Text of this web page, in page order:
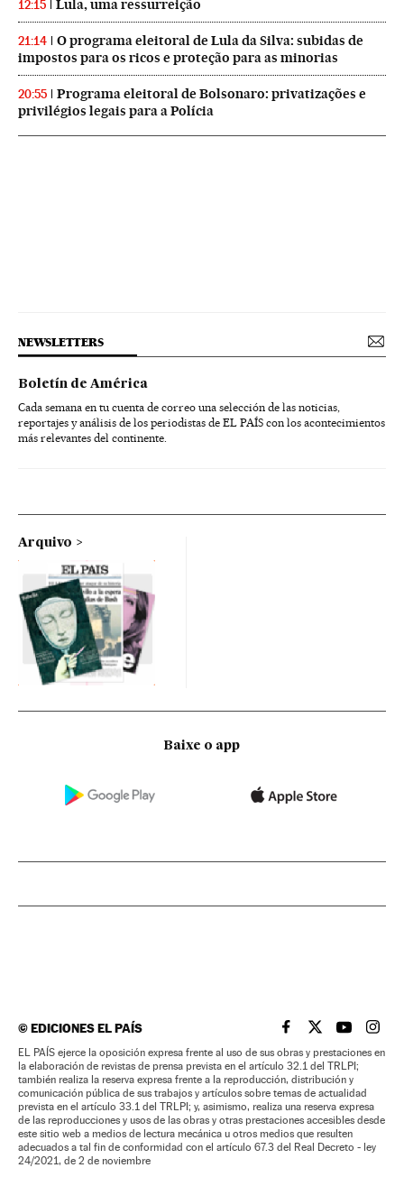
12:15 Lula, uma ressurreição
21:14
O programa eleitoral de Lula da Silva: subidas de
impostos para os ricos e proteção para as minorias
20:55
Programa eleitoral de Bolsonaro: privatizações e
privilégios legais para a Polícia
NEWSLETTERS
Boletín de América
Cada semana en tu cuenta de correo una selección de las noticias,
reportajes y análisis de los periodistas de EL PAÍS con los acontecimientos
más relevantes del continente.
Arquivo
Baixe o app
©EDICIONES EL PAÍS EL PAÍS BRASIL EN
EL PAÍSEL PAÍS
EL
EL PAÍS ejerce la oposición expresa frente al uso de sus obras y prestaciones en
la elaboración de revistas de prensa prevista en el artículo 32.1 del TRLPI;
también realiza la reserva expresa frente a la reproducción, distribución y
comunicación pública de sus trabajos y artículos sobre temas de actualidad
prevista en el artículo 33.1 del TRLPI; y, asimismo, realiza una reserva expresa
de las reproducciones y usos de las obras y otras prestaciones accesibles desde
este sitio web a medios de lectura mecánica u otros medios que resulten
adecuados a tal fin de conformidad con el artículo 67.3 del Real Decreto - ley
24/2021, de 2 de noviembre